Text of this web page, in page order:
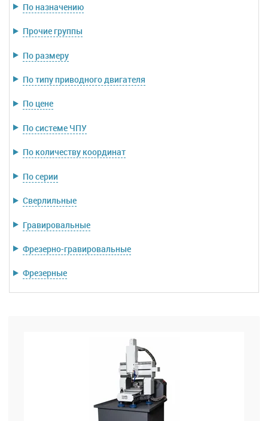
По назначению
Прочие группы
По размеру
По типу приводного двигателя
По цене
По системе ЧПУ
По количеству координат
По серии
Сверлильные
Гравировальные
Фрезерно-гравировальные
Фрезерные